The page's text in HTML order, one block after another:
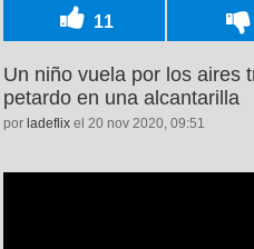
11
Un niño vuela por los aires
petardo en una alcantarilla
por ladeflix el 20 nov 2020, 09:51